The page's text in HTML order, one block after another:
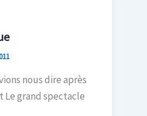
nous dire après
grand spectacle